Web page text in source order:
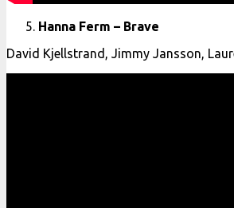
Hanna Ferm – Brave
David Kjellstrand, Jimmy Jansson,